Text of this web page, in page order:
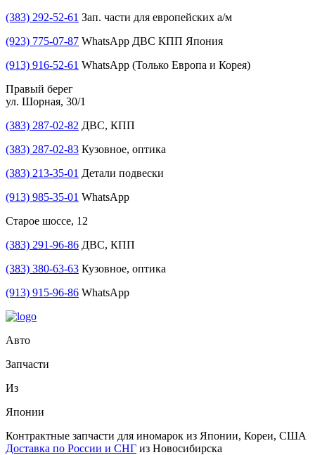
(383) 292-52-61 Зап. части для европейских а/м
(923) 775-07-87 WhatsApp ДВС КПП Япония
(913) 916-52-61 WhatsApp (Только Европа и Корея)
Правый берег
ул. Шорная, 30/1
(383) 287-02-82 ДВС, КПП
(383) 287-02-83 Кузовное, оптика
(383) 213-35-01 Детали подвески
(913) 985-35-01 WhatsApp
Старое шоссе, 12
(383) 291-96-86 ДВС, КПП
(383) 380-63-63 Кузовное, оптика
(913) 915-96-86 WhatsApp
Авто
Запчасти
Из
Японии
Контрактные запчасти для иномарок из Японии, Кореи, США
Доставка по России и СНГ из Новосибирска